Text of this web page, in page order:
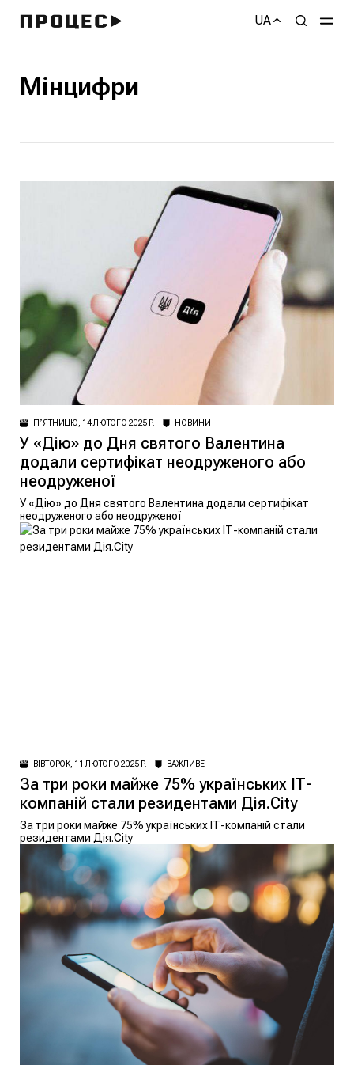
UA
Мінцифри
ПʼЯТНИЦЮ, 14 ЛЮТОГО 2025 Р. НОВИНИ
У «Дію» до Дня святого Валентина
додали сертифікат неодруженого або
неодруженої
У «Дію» до Дня святого Валентина додали сертифікат
неодруженого або неодруженої
ВІВТОРОК, 11 ЛЮТОГО 2025 Р. ВАЖЛИВЕ
За три роки майже 75% українських ІТ-
компаній стали резидентами Дія.City
За три роки майже 75% українських ІТ-компаній стали
резидентами Дія.City